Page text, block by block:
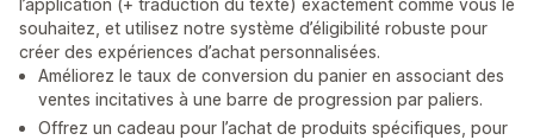
l’application (+ traduction du texte) exactement comme vous le
souhaitez, et utilisez notre système d’éligibilité robuste pour
créer des expériences d’achat personnalisées.
Améliorez le taux de conversion du panier en associant des
ventes incitatives à une barre de progression par paliers.
Offrez un cadeau pour l’achat de produits spécifiques, pour